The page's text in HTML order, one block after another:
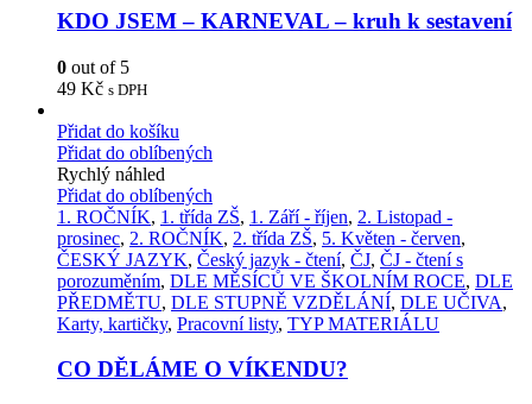
KDO JSEM – KARNEVAL – kruh k sestavení
0 out of 5
49 Kč s DPH
Přidat do košíku
Přidat do oblíbených
Rychlý náhled
Přidat do oblíbených
1. ROČNÍK, 1. třída ZŠ, 1. Září - říjen, 2. Listopad -
prosinec, 2. ROČNÍK, 2. třída ZŠ, 5. Květen - červen,
ČESKÝ JAZYK, Český jazyk - čtení, ČJ, ČJ - čtení s
porozuměním, DLE MĚSÍCŮ VE ŠKOLNÍM ROCE, DLE
PŘEDMĚTU, DLE STUPNĚ VZDĚLÁNÍ, DLE UČIVA,
Karty, kartičky, Pracovní listy, TYP MATERIÁLU
CO DĚLÁME O VÍKENDU?